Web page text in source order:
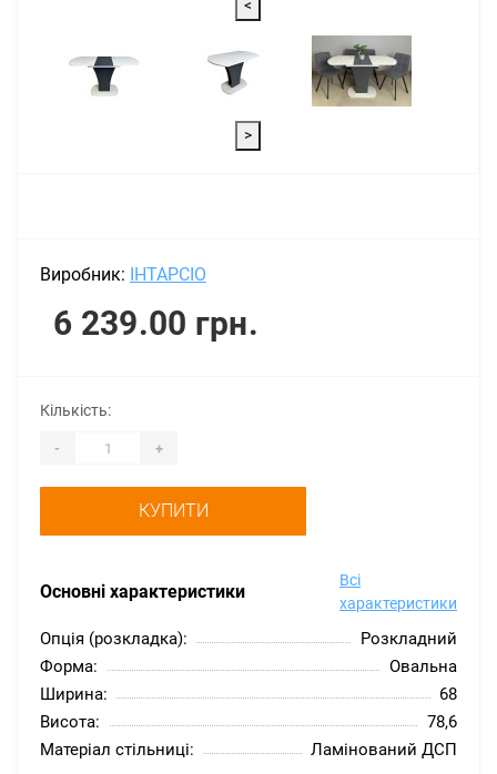
<
>
Виробник: ІНТАРСІО
6 239.00 грн.
Основні характеристики
Всі
характеристики
Опція (розкладка):
Розкладний
Форма:
Овальна
Ширина:
68
Висота:
78,6
Матеріал стільниці:
Ламінований ДСП
Кількість:
- +
КУПИТИ